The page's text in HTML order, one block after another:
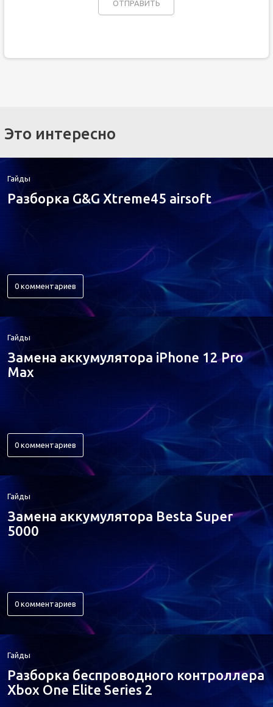
Это интересно
Гайды
Разборка G&G Xtreme45 airsoft
0 комментариев
Гайды
Замена аккумулятора iPhone 12 Pro
Max
0 комментариев
Гайды
Замена аккумулятора Besta Super
5000
0 комментариев
Гайды
Разборка беспроводного контроллера
Xbox One Elite Series 2